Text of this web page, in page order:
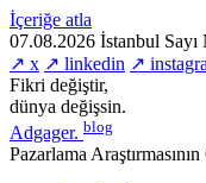
İçeriğe atla
07.08.2026 İstanbul
↗ x ↗ linkedin ↗
Fikri değiştir,
dünya değişsin.
Adgager. blog
Pazarlama